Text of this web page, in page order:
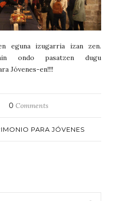
eguna izugarria izan zen.
ondo pasatzen dugu
Jóvenes-en!!!!
0 Comments
PARA JÓVENES